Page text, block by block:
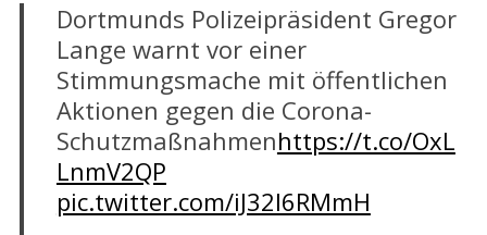
Dortmunds Polizeipräsident Gregor
Lange warnt vor einer
Stimmungsmache mit öffentlichen
Aktionen gegen die Corona-
Schutzmaßnahmenhttps://t.co/OxL
LnmV2QP
pic.twitter.com/iJ32I6RMmH